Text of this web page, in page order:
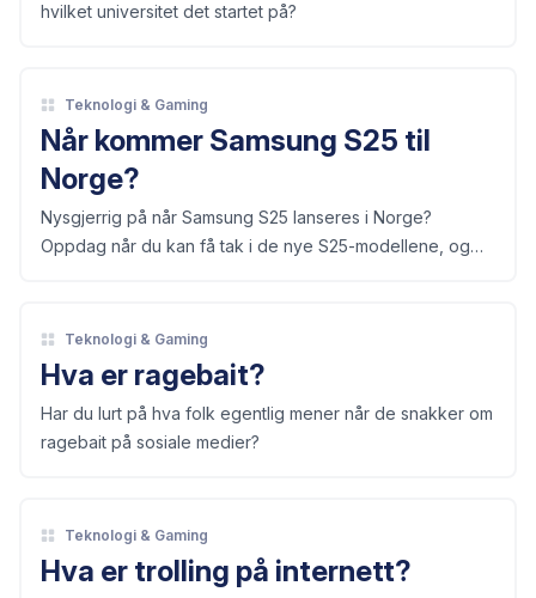
hvilket universitet det startet på?
Teknologi & Gaming
Når kommer Samsung S25 til
Norge?
Nysgjerrig på når Samsung S25 lanseres i Norge?
Oppdag når du kan få tak i de nye S25-modellene, og
Teknologi & Gaming
Hva er ragebait?
Har du lurt på hva folk egentlig mener når de snakker om
ragebait på sosiale medier?
Teknologi & Gaming
Hva er trolling på internett?